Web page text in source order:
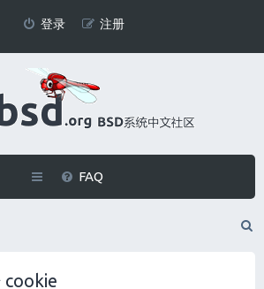
登录 注册
FAQ
cookie